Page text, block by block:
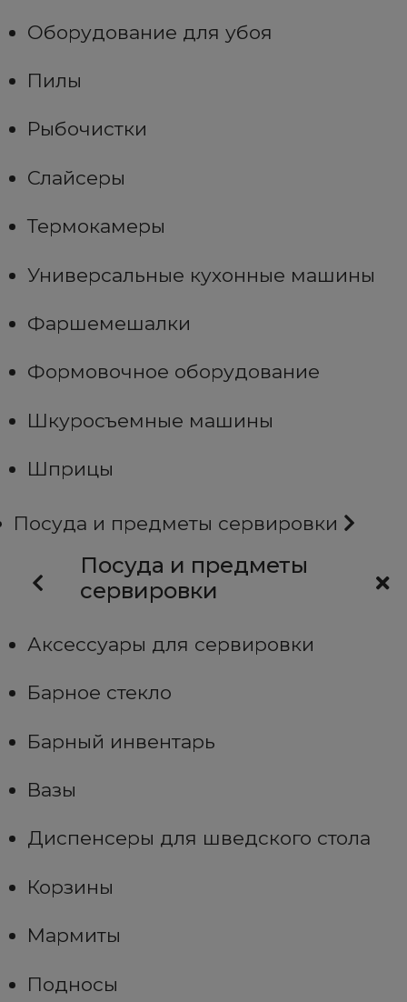
Оборудование для убоя
Пилы
Рыбочистки
Слайсеры
Термокамеры
Универсальные кухонные машины
Фаршемешалки
Формовочное оборудование
Шкуросъемные машины
Шприцы
Посуда и предметы сервировки
Посуда и предметы
сервировки
Аксессуары для сервировки
Барное стекло
Барный инвентарь
Вазы
Диспенсеры для шведского стола
Корзины
Мармиты
Подносы